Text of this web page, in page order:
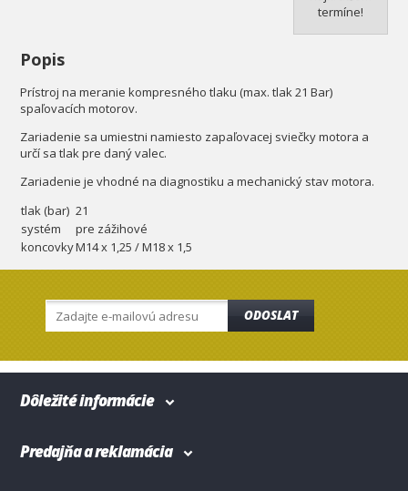
termíne!
Popis
Prístroj na meranie kompresného tlaku (max. tlak 21 Bar)
spaľovacích motorov.
Zariadenie sa umiestni namiesto zapaľovacej sviečky motora a
určí sa tlak pre daný valec.
Zariadenie je vhodné na diagnostiku a mechanický stav motora.
tlak (bar) 21
systém
pre zážihové
koncovkyM14 x 1,25 / M18 x 1,5
ODOSLAT
Dôležité informácie
Predajňa a reklamácia